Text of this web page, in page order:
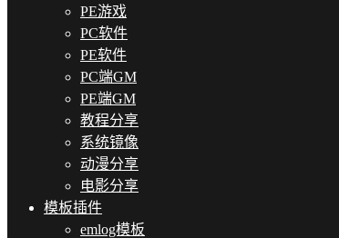
PE游戏
PC软件
PE软件
PC端GM
PE端GM
教程分享
系统镜像
动漫分享
电影分享
模板插件
emlog模板